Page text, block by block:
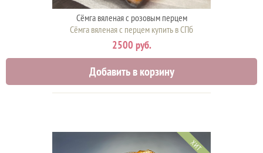
Сёмга вяленая с розовым перцем
Сёмга вяленая с перцем купить в СПб
2500 руб.
Добавить в корзину
ХИТ